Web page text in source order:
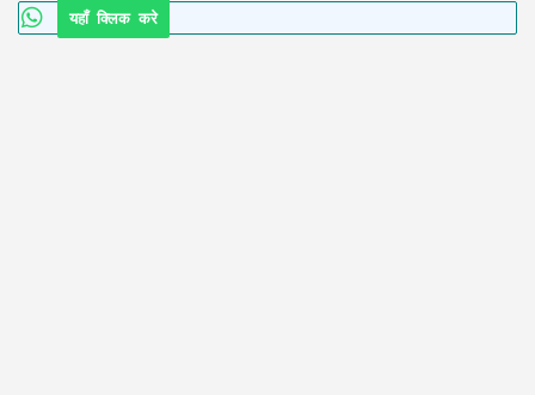
यहाँ क्लिक करे